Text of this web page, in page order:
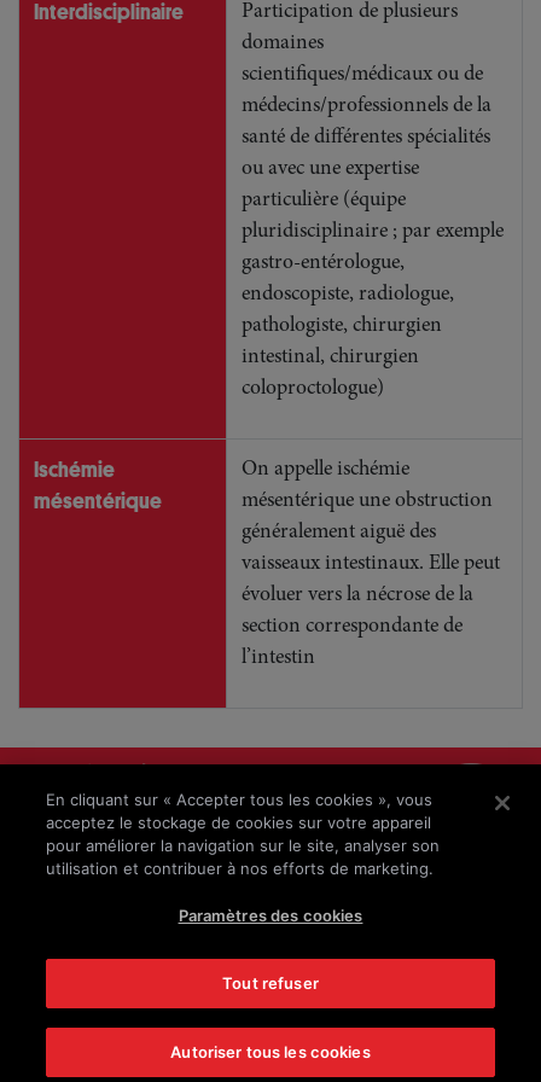
Interdisciplinaire
Participation de plusieurs
domaines
scientifiques/médicaux ou de
médecins/professionnels de la
santé de différentes spécialités
ou avec une expertise
particulière (équipe
pluridisciplinaire ; par exemple
gastro-entérologue,
endoscopiste, radiologue,
pathologiste, chirurgien
intestinal, chirurgien
coloproctologue)
Ischémie
mésentérique
On appelle ischémie
mésentérique une obstruction
généralement aiguë des
vaisseaux intestinaux. Elle peut
évoluer vers la nécrose de la
section correspondante de
l’intestin
Mentions légales
Protection des données
Clause de non-responsabilité
© 2025 – Takeda Pharma AG
C-ANPROM/CH/ENTY/0180; C-
ANPROM/CH/ENTY/0181; C-ANPROM/CH/ENTY/0182;
C-ANPROM/CH/ENTY/0183; C-
ANPROM/CH/ENTY/0184; C-ANPROM/CH/ENTY/0198
En cliquant sur « Accepter tous les cookies », vous
acceptez le stockage de cookies sur votre appareil
pour améliorer la navigation sur le site, analyser son
utilisation et contribuer à nos efforts de marketing.
Paramètres des cookies
Tout refuser
Autoriser tous les cookies